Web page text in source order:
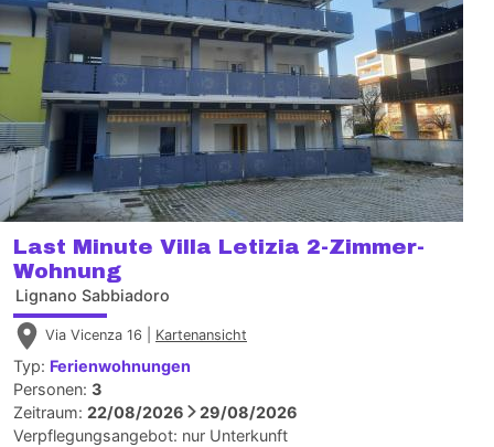
Last Minute Villa Letizia 2-Zimmer-
Wohnung
Lignano Sabbiadoro
Via Vicenza 16 | Kartenansicht
Typ: Ferienwohnungen
Personen: 3
Zeitraum: 22/08/2026
29/08/2026
Verpflegungsangebot: nur Unterkunft